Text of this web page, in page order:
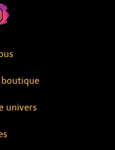
univers